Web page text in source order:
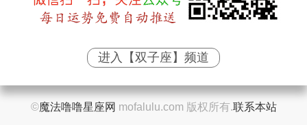
进入【双子座】频道
©魔法噜噜星座网 mofalulu.com 版权所有.联系本站